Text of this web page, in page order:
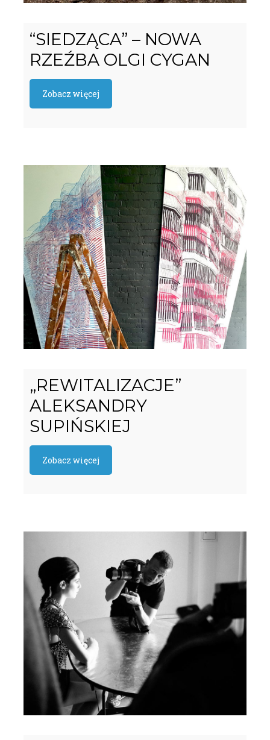
“SIEDZĄCA” – NOWA
RZEŹBA OLGI CYGAN
Zobacz więcej
„REWITALIZACJE”
ALEKSANDRY
SUPIŃSKIEJ
Zobacz więcej